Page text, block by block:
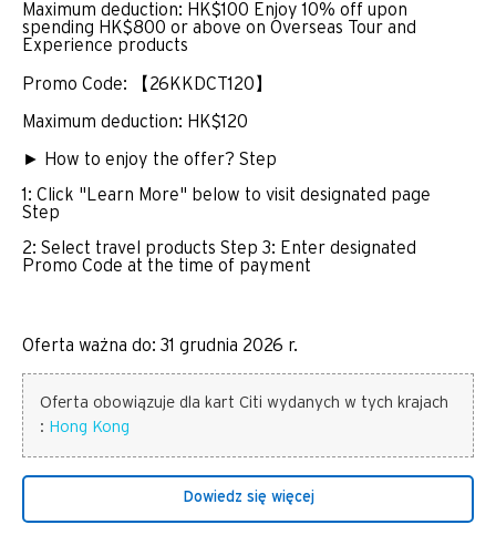
Maximum deduction: HK$100 Enjoy 10% off upon
spending HK$800 or above on Overseas Tour and
Experience products
Promo Code: 【26KKDCT120】
Maximum deduction: HK$120
► How to enjoy the offer? Step
1: Click "Learn More" below to visit designated page
Step
2: Select travel products Step 3: Enter designated
Promo Code at the time of payment
Oferta ważna do: 31 grudnia 2026 r.
Oferta obowiązuje dla kart Citi wydanych w tych krajach
: Hong Kong
Dowiedz się więcej